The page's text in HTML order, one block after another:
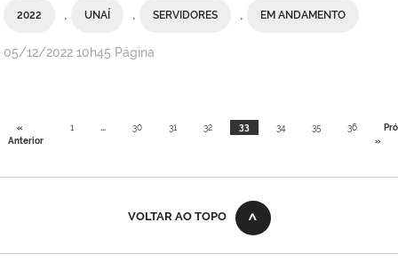
2022 , UNAÍ , SERVIDORES , EM ANDAMENTO
publicado
05/12/2022 10h45 Página
«
Anterior
1 ... 30 31 32 33 34 35 36
»
VOLTAR AO TOPO